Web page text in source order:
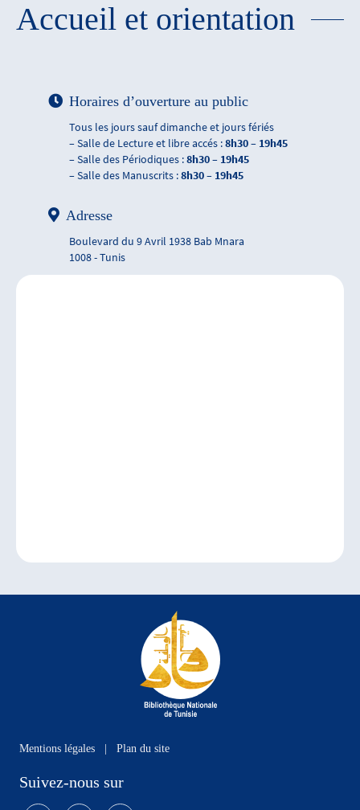
Accueil et orientation
Horaires d’ouverture au public
Tous les jours sauf dimanche et jours fériés
– Salle de Lecture et libre accés :8h30 – 19h45
– Salle des Périodiques :8h30 – 19h45
– Salle des Manuscrits :8h30 – 19h45
Adresse
Boulevard du 9 Avril 1938 Bab Mnara
1008 - Tunis
Mentions légales Plan du site
Suivez-nous sur